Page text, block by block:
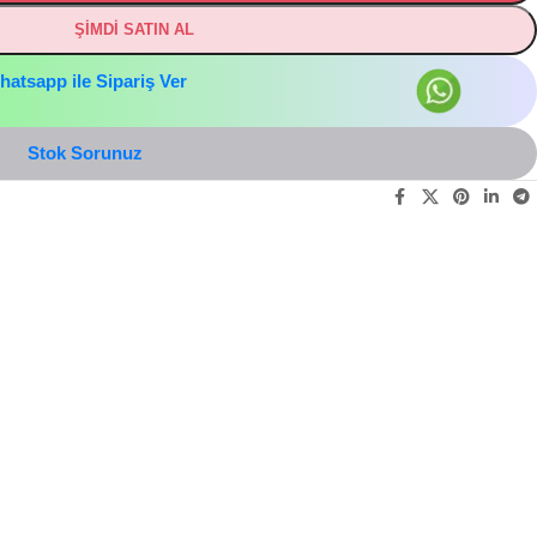
ŞİMDİ SATIN AL
ile Sipariş Ver
Stok Sorunuz